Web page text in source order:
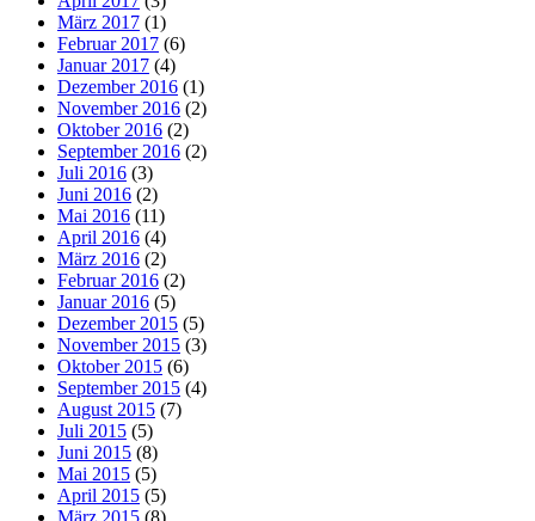
März 2017 (1)
Februar 2017 (6)
Januar 2017 (4)
Dezember 2016 (1)
November 2016 (2)
Oktober 2016 (2)
September 2016 (2)
Juli 2016 (3)
Juni 2016 (2)
Mai 2016 (11)
April 2016 (4)
März 2016 (2)
Februar 2016 (2)
Januar 2016 (5)
Dezember 2015 (5)
November 2015 (3)
Oktober 2015 (6)
September 2015 (4)
August 2015 (7)
Juli 2015 (5)
Juni 2015 (8)
Mai 2015 (5)
April 2015 (5)